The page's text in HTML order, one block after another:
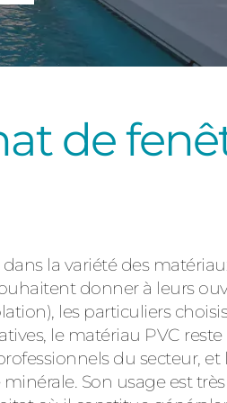
de
la variété des
donner à leurs
les particuliers
le matériau PVC reste
du secteur, et
Son usage est